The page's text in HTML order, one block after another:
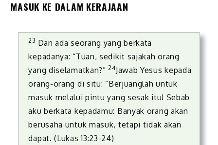
MASUK KE DALAM KERAJAAN
23 Dan ada seorang yang berkata
kepadanya: “Tuan, sedikit sajakah orang
yang diselamatkan?”24Jawab Yesus kepada
orang-orang di situ: “Berjuanglah untuk
masuk melalui pintu yang sesak itu! Sebab
aku berkata kepadamu: Banyak orang akan
berusaha untuk masuk, tetapi tidak akan
dapat. (Lukas 13:23-24)